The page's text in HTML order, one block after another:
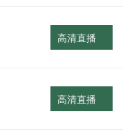
高清直播
高清直播